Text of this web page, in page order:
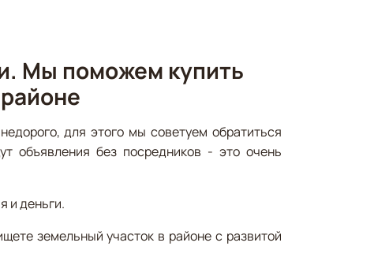
Мы поможем купить
для этого мы советуем обратиться
объявления без посредников - это очень
и деньги.
земельный участок в районе с развитой